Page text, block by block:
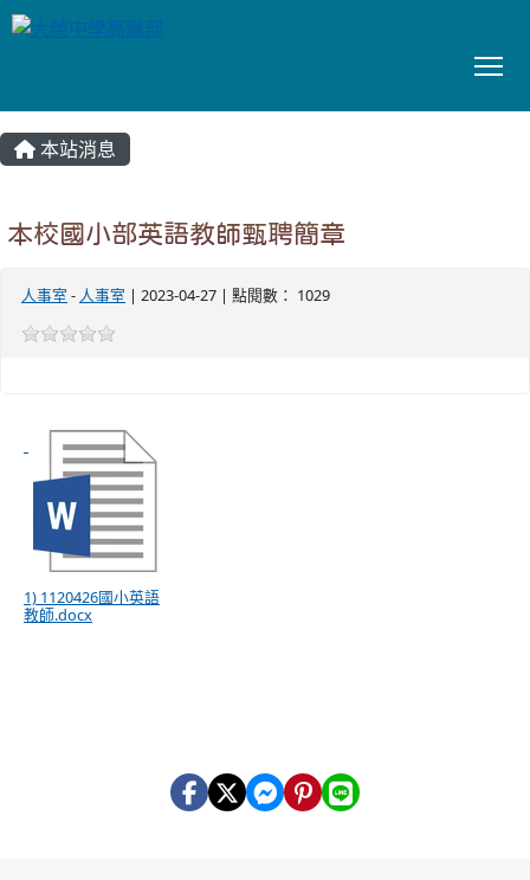
本站消息
本校國小部英語教師甄聘簡章
人事室 - 人事室 | 2023-04-27 | 點閱數： 1029
1) 1120426國小英語
教師.docx